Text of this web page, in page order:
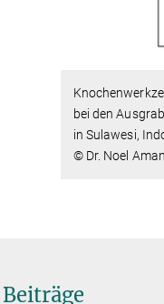
bei den
in Sulawesi,
© Dr. Noel